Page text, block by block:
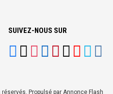
SUIVEZ-NOUS SUR
Propulsé par Annonce Flash